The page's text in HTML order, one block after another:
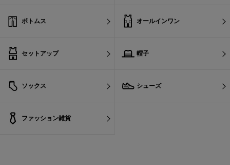
ボトムス オールインワン
セットアップ 帽子
ソックス シューズ
ファッション雑貨